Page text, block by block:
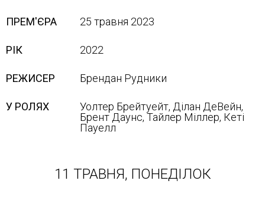
ПРЕМ'ЄРА 25 травня 2023
РІК 2022
РЕЖИСЕР Брендан Рудники
У РОЛЯХ
Уолтер Брейтуейт, Ділан ДеВейн,
Брент Даунс, Тайлер Міллер, Кеті
Пауелл
11 ТРАВНЯ, ПОНЕДІЛОК